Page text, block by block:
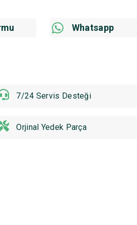
Whatsapp
7/24 Servis Desteği
Orjinal Yedek Parça